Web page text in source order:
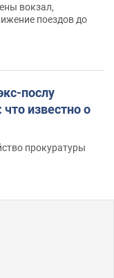
вокзал,
поездов до
послу
известно о
прокуратуры